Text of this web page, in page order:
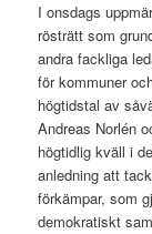
I onsdags
rösträtt som
andra fackliga
för kommuner
högtidstal av
Andreas Norlén
högtidlig kväll i
anledning att
förkämpar, som
demokratiskt